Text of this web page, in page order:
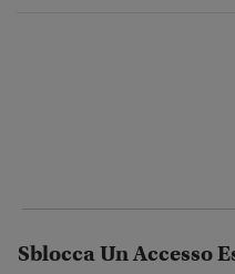
Sblocca Un Accesso